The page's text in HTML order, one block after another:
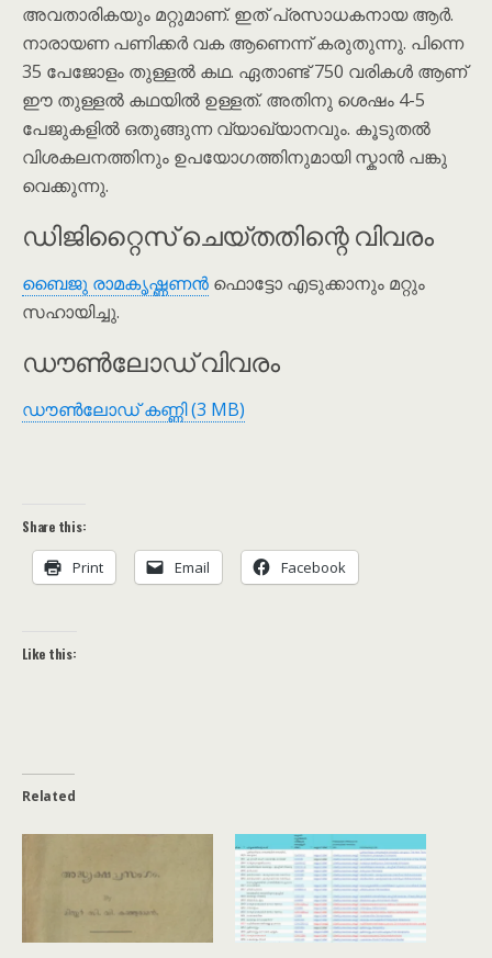
അവതാരികയും മറ്റുമാണ്. ഇത് പ്രസാധകനായ ആർ.
നാരായണ പണിക്കർ വക ആണെന്ന് കരുതുന്നു. പിന്നെ
35 പേജോളം തുള്ളൽ കഥ. ഏതാണ്ട് 750 വരികൾ ആണ്
ഈ തുള്ളൽ കഥയിൽ ഉള്ളത്. അതിനു ശെഷം 4-5
പേജുകളിൽ ഒതുങ്ങുന്ന വ്യാഖ്യാനവും. കൂടുതൽ
വിശകലനത്തിനും ഉപയോഗത്തിനുമായി സ്കാൻ പങ്കു
വെക്കുന്നു.
ഡിജിറ്റൈസ് ചെയ്തതിന്റെ വിവരം
ബൈജു രാമകൃഷ്ണണൻ ഫൊട്ടോ എടുക്കാനും മറ്റും
സഹായിച്ചു.
ഡൗൺലോഡ് വിവരം
ഡൗൺലോഡ് കണ്ണി (3 MB)
Share this:
Print Email Facebook
Like this:
Related